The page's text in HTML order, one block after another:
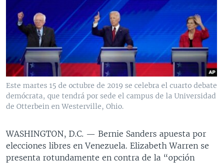
BRASIL
ENTRETENIMIENTO Y CULTURA
TECNOLOGÍA
DEPORTES
VIDEOS
FOTOGRAFÍA
AUDIOS
PROGRAMAS TV
EL MUNDO AL DÍA
FORO INTERAMERICANO
LAS CLAVES
RADIO
AVANCE INFORMATIVO
BUENOS DÍAS AMÉRICA
EL MUNDO AL DÍA [RADIO]
DIRECT
Learning English
SÍGANOS
Este martes 15 de octubre de 2019 se celebra el cuarto debate
demócrata, que tendrá por sede el campus de la Universidad
de Otterbein en Westerville, Ohio.
WASHINGTON, D.C. — Bernie Sanders apuesta por
elecciones libres en Venezuela. Elizabeth Warren se
presenta rotundamente en contra de la “opción